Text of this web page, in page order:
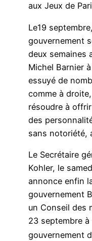
aux Jeux de
Le19
gouvernement
deux semaines
Michel Barnier
essuyé de
comme à
résoudre à
des
sans notoriété,
Le Secrétaire
Kohler, le
annonce enfin
gouvernement
un Conseil des
23 septembre à
gouvernement